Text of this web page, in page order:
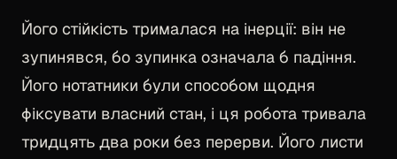
Його стійкість трималася на інерції: він не
зупинявся, бо зупинка означала б падіння.
Його нотатники були способом щодня
фіксувати власний стан, і ця робота тривала
тридцять два роки без перерви. Його листи